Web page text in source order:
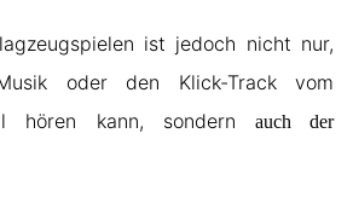
ist jedoch nicht nur,
oder den Klick-Track vom
hören kann, sondern auch der